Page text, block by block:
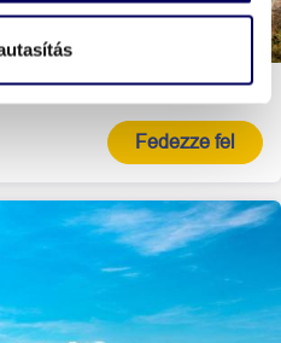
Fedezze fel